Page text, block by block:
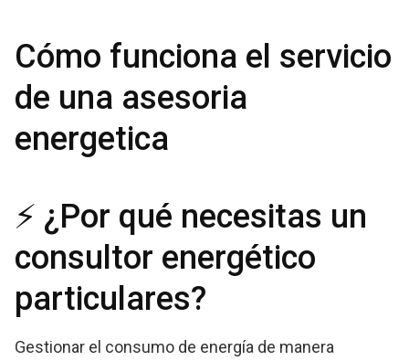
Cómo funciona el servicio
de una asesoria
energetica
⚡ ¿Por qué necesitas un
consultor energético
particulares?
Gestionar el consumo de energía de manera